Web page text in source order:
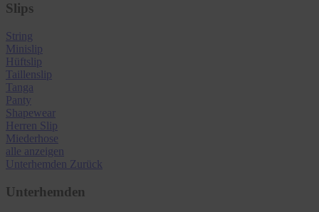
Slips
String
Minislip
Hüftslip
Taillenslip
Tanga
Panty
Shapewear
Herren Slip
Miederhose
alle anzeigen
Unterhemden Zurück
Unterhemden